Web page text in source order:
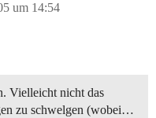
um 14:54
Vielleicht nicht das
zu schwelgen (wobei…